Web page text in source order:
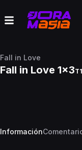
Fall in Love
Fall in Love 1x3
Información